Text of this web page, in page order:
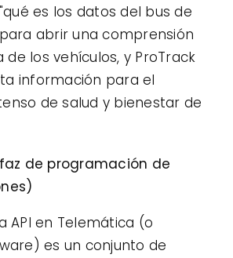
es los datos del bus de
abrir una comprensión
los vehículos, y ProTrack
información para el
de salud y bienestar de
de programación de
API en Telemática (o
es un conjunto de